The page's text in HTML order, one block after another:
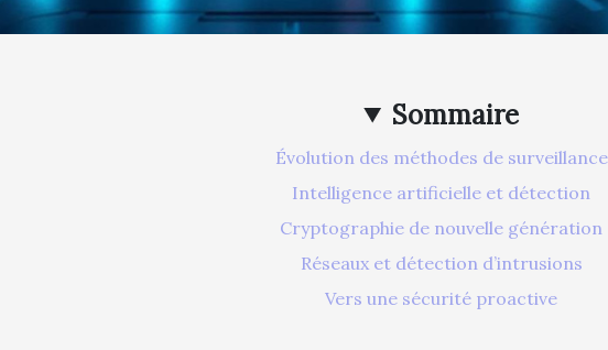
Sommaire
Évolution des méthodes de surveillance
Intelligence artificielle et détection
Cryptographie de nouvelle génération
Réseaux et détection d’intrusions
Vers une sécurité proactive